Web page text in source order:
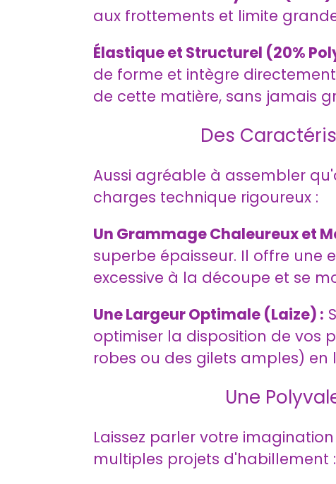
aux frottements et limite
Élastique et Structurel (20%
de forme et intègre
de cette matière, sans jamais
Des
Aussi agréable à assembler
charges technique rigoureux :
Un Grammage Chaleureux et
superbe épaisseur. Il offre une
excessive à la découpe et se
Une Largeur Optimale (Laize) :
optimiser la disposition de vos
robes ou des gilets amples) en
Une
Laissez parler votre
multiples projets d'habillement :